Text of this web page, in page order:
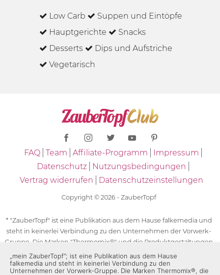
Low Carb
Suppen und Eintöpfe
Hauptgerichte
Snacks
Desserts
Dips und Aufstriche
Vegetarisch
FAQ Team Affiliate-Programm
Impressum
Datenschutz
Nutzungsbedingungen
Vertrag widerrufen
Datenschutzeinstellungen
Copyright © 2026 - ZauberTopf
* "ZauberTopf" ist eine Publikation aus dem Hause falkemedia und
steht in keinerlei Verbindung zu den Unternehmen der Vorwerk-
Gruppe. Die Marken "Thermomix®" und die Produktgestaltungen
des "Thermomix®" sind eingetragene Marken der Unternehmen
der Vorwerk-Gruppe. Die Marken Thermomix®, die Zeichen TM5®,
„mein ZauberTopf”; ist eine Publikation aus dem Hause
falkemedia und steht in keinerlei Verbindung zu den
Unternehmen der Vorwerk-Gruppe. Die Marken Thermomix®, die